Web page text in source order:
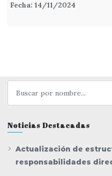
Fecha: 14/11/2024
Noticias Destacadas
Actualización de
responsabilidades